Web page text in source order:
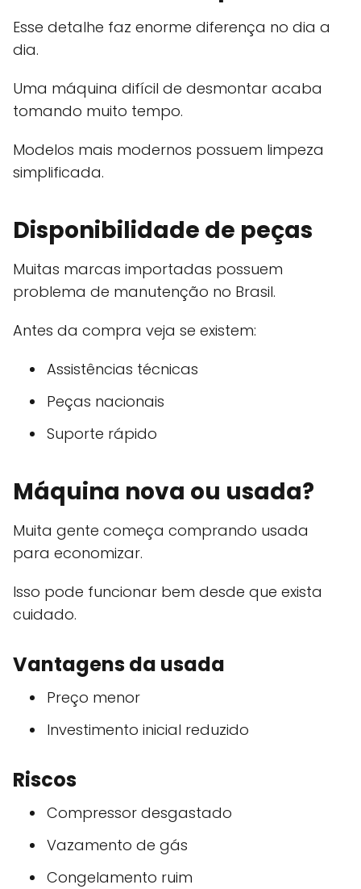
Esse detalhe faz enorme diferença no dia a
dia.
Uma máquina difícil de desmontar acaba
tomando muito tempo.
Modelos mais modernos possuem limpeza
simplificada.
Disponibilidade de peças
Muitas marcas importadas possuem
problema de manutenção no Brasil.
Antes da compra veja se existem:
Assistências técnicas
Peças nacionais
Suporte rápido
Máquina nova ou usada?
Muita gente começa comprando usada
para economizar.
Isso pode funcionar bem desde que exista
cuidado.
Vantagens da usada
Preço menor
Investimento inicial reduzido
Riscos
Compressor desgastado
Vazamento de gás
Congelamento ruim